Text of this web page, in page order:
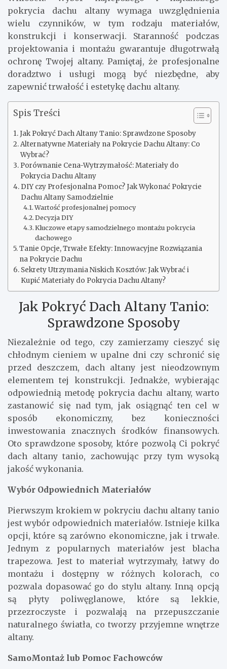
pokrycia dachu altany wymaga uwzględnienia
wielu czynników, w tym rodzaju materiałów,
konstrukcji i konserwacji. Staranność podczas
projektowania i montażu gwarantuje długotrwałą
ochronę Twojej altany. Pamiętaj, że profesjonalne
doradztwo i usługi mogą być niezbędne, aby
zapewnić trwałość i estetykę dachu altany.
Spis Treści
Jak Pokryć Dach Altany Tanio: Sprawdzone Sposoby
Alternatywne Materiały na Pokrycie Dachu Altany: Co
Wybrać?
Porównanie Cena-Wytrzymałość: Materiały do
Pokrycia Dachu Altany
DIY czy Profesjonalna Pomoc? Jak Wykonać Pokrycie
Dachu Altany Samodzielnie
Wartość profesjonalnej pomocy
Decyzja DIY
Kluczowe etapy samodzielnego montażu pokrycia
dachowego
Tanie Opcje, Trwałe Efekty: Innowacyjne Rozwiązania
na Pokrycie Dachu
Sekrety Utrzymania Niskich Kosztów: Jak Wybrać i
Kupić Materiały do Pokrycia Dachu Altany?
Jak Pokryć Dach Altany Tanio:
Sprawdzone Sposoby
Niezależnie od tego, czy zamierzamy cieszyć się
chłodnym cieniem w upalne dni czy schronić się
przed deszczem, dach altany jest nieodzownym
elementem tej konstrukcji. Jednakże, wybierając
odpowiednią metodę pokrycia dachu altany, warto
zastanowić się nad tym, jak osiągnąć ten cel w
sposób ekonomiczny, bez konieczności
inwestowania znacznych środków finansowych.
Oto sprawdzone sposoby, które pozwolą Ci pokryć
dach altany tanio, zachowując przy tym wysoką
jakość wykonania.
Wybór Odpowiednich Materiałów
Pierwszym krokiem w pokryciu dachu altany tanio
jest wybór odpowiednich materiałów. Istnieje kilka
opcji, które są zarówno ekonomiczne, jak i trwałe.
Jednym z popularnych materiałów jest blacha
trapezowa. Jest to materiał wytrzymały, łatwy do
montażu i dostępny w różnych kolorach, co
pozwala dopasować go do stylu altany. Inną opcją
są płyty poliwęglanowe, które są lekkie,
przezroczyste i pozwalają na przepuszczanie
naturalnego światła, co tworzy przyjemne wnętrze
altany.
SamoMontaż lub Pomoc Fachowców